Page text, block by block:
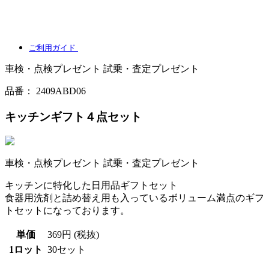
ご利用ガイド
車検・点検プレゼント 試乗・査定プレゼント
品番： 2409ABD06
キッチンギフト４点セット
車検・点検プレゼント 試乗・査定プレゼント
キッチンに特化した日用品ギフトセット
食器用洗剤と詰め替え用も入っているボリューム満点のギフ
トセットになっております。
単価
369円 (税抜)
1ロット
30セット